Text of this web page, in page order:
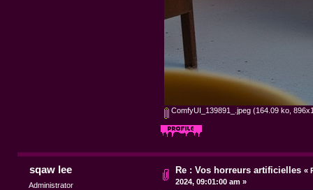
ComfyUI_139891_.jpeg (164.09 ko,
sqaw lee
Administrator
Re : Vos horreurs artificielles «
2024, 09:01:00 am »